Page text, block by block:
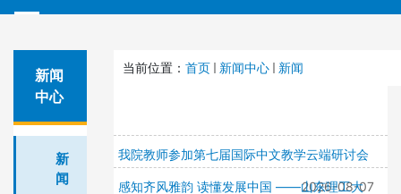
新闻
中心
新
闻
当前位置： 首页 新闻中心 新闻
我院教师参加第七届国际中文教学云端研讨会
2026-08-07
感知齐风雅韵 读懂发展中国 ——山东理工大